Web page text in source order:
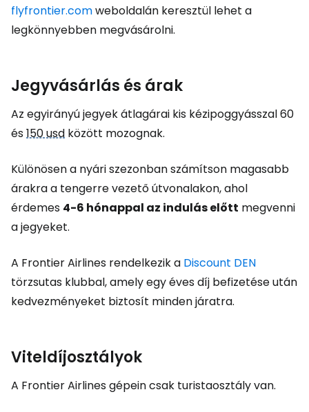
flyfrontier.comweboldalán keresztül lehet a
legkönnyebben megvásárolni.
Jegyvásárlás és árak
Az egyirányú jegyek átlagárai kis kézipoggyásszal 60
és150 usd között mozognak.
Különösen a nyári szezonban számítson magasabb
árakra a tengerre vezető útvonalakon, ahol
érdemes 4-6 hónappal az indulás előtt megvenni
a jegyeket.
A Frontier Airlines rendelkezik a Discount DEN
törzsutas klubbal, amely egy éves díj befizetése után
kedvezményeket biztosít minden járatra.
Viteldíjosztályok
A Frontier Airlines gépein csak turistaosztály van.